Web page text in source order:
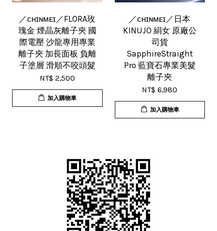
／ᴄʜɪɴᴍᴇɪ／FLORA玫
瑰金 煙晶灰離子夾 國
際電壓 沙龍專用專業
離子夾 加長面板 負離
子塗層 滑順不咬頭髮
NT$ 2,500
加入購物車
／ᴄʜɪɴᴍᴇɪ／日本
KINUJO 絹女 原廠公
司貨
SapphireStraight
Pro 藍寶石專業美髮
離子夾
NT$ 6,980
加入購物車